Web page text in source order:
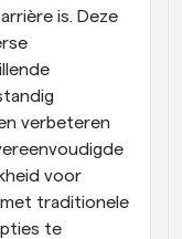
is. Deze
verbeteren
voor
traditionele
te